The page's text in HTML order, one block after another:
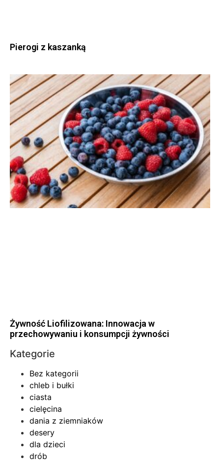
Pierogi z kaszanką
Żywność Liofilizowana: Innowacja w
przechowywaniu i konsumpcji żywności
Kategorie
Bez kategorii
chleb i bułki
ciasta
cielęcina
dania z ziemniaków
desery
dla dzieci
drób